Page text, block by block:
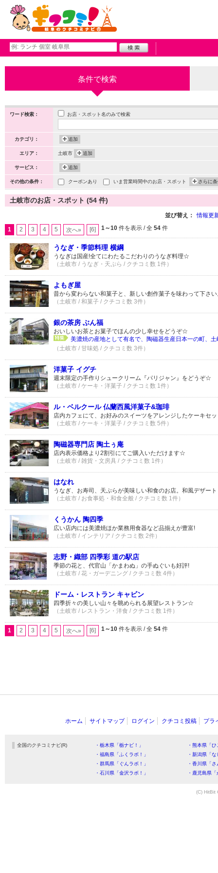
条件で検索
ワード検索： お店・スポット名のみで検索
カテゴリ： 追加
エリア： 土岐市 追加
サービス： 追加
その他の条件： クーポンあり いま営業時間中のお店・スポット さらに
土岐市のお店・スポット (54 件)
並び替え： 情報更
1 2 3 4 5 次へ» [6] 1～10 件を表示 / 全 54 件
うなぎ・季節料理 横綱
うなぎは国産!全てにわたるこだわりのうなぎ料理☆
（土岐市 / うなぎ・天ぷら / クチコミ数 1件）
よもぎ屋
昔から変わらない和菓子と、新しい創作菓子を味わって下さ
（土岐市 / 和菓子 / クチコミ数 3件）
銀の茶房 ぶん福
おいしいお茶とお菓子でほんの少し幸せをどうぞ☆
美濃焼の産地として有名で、陶磁器生産日本一の町、
（土岐市 / 甘味処 / クチコミ数 3件）
洋菓子 イグチ
週末限定の手作りシュークリーム『パリジャン』をどうぞ☆
（土岐市 / ケーキ・洋菓子 / クチコミ数 1件）
ル・ベルクール 仏蘭西風洋菓子&珈琲
店内カフェにて、お好みのスイーツをアレンジしたケーキセ
（土岐市 / ケーキ・洋菓子 / クチコミ数 5件）
陶磁器専門店 陶土ぅ庵
店内表示価格より2割引にてご購入いただけます☆
（土岐市 / 雑貨・文房具 / クチコミ数 1件）
はなれ
うなぎ、お寿司、天ぷらが美味しい和食のお店。和風デザー
（土岐市 / お食事処・和食全般 / クチコミ数 1件）
くうかん 陶四季
広い店内には美濃焼ほか業務用食器など品揃えが豊富!
（土岐市 / インテリア / クチコミ数 2件）
志野・織部 四季彩 道の駅店
季節の花と、代官山「かまわぬ」の手ぬぐいも好評!
（土岐市 / 花・ガーデニング / クチコミ数 4件）
ドーム・レストラン キャビン
四季折々の美しい山々を眺められる展望レストラン☆
（土岐市 / レストラン・洋食 / クチコミ数 1件）
1 2 3 4 5 次へ» [6] 1～10 件を表示 / 全 54 件
ホーム サイトマップ ログイン クチコミ投稿 プラ
全国のクチコミナビ(R) ・栃木県「栃ナビ！」
・熊本県「
・福島県「ふくラボ！」
・新潟県「
・群馬県「ぐんラボ！」
・香川県「
・石川県「金沢ラボ！」
・鹿児島県
(C) HitBit